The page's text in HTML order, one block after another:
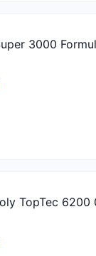
3000
TopTec 6200